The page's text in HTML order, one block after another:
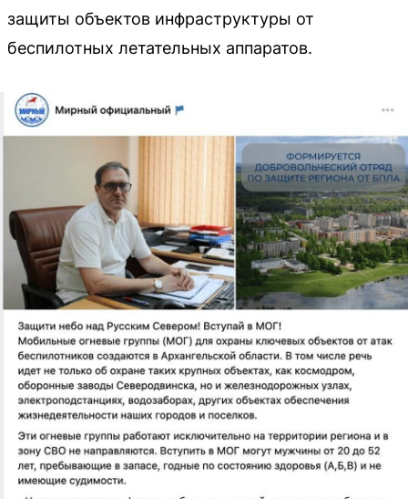
защиты объектов инфраструктуры от
беспилотных летательных аппаратов.